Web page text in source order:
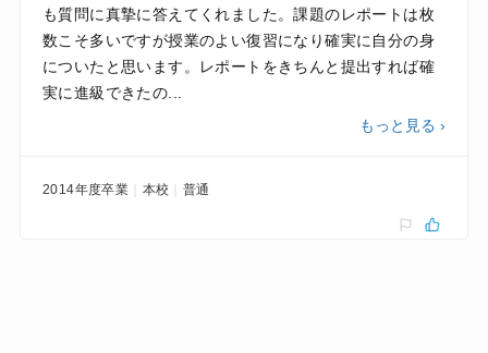
も質問に真摯に答えてくれました。課題のレポートは枚
数こそ多いですが授業のよい復習になり確実に自分の身
についたと思います。レポートをきちんと提出すれば確
実に進級できたの...
もっと見る ›
2014年度卒業 本校 普通